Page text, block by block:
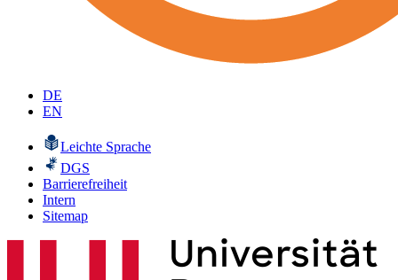
DE
EN
Leichte Sprache
DGS
Barrierefreiheit
Intern
Sitemap